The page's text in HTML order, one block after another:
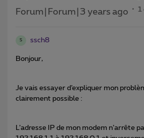
Forum|Forum|3 years ago 1
S ssch8
Bonjour,
Je vais essayer d’expliquer mon
clairement possible :
L’adresse IP de mon modem n’arrête